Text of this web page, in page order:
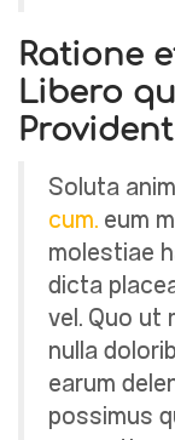
Ratione
Libero
Soluta
cum. eum
molestiae
dicta
vel. Quo ut
nulla
earum
possimus